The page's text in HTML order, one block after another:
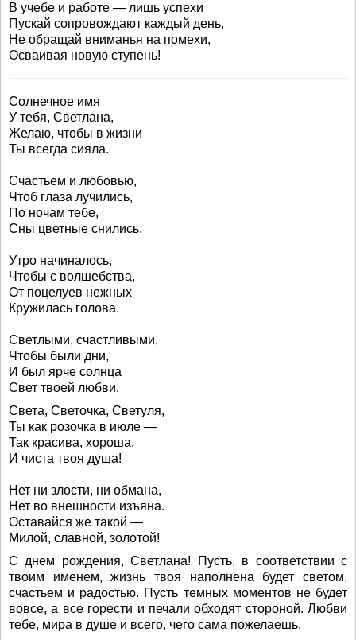
В учебе и работе — лишь успехи
Пускай сопровождают каждый день,
Не обращай вниманья на помехи,
Осваивая новую ступень!
Солнечное имя
У тебя, Светлана,
Желаю, чтобы в жизни
Ты всегда сияла.
Счастьем и любовью,
Чтоб глаза лучились,
По ночам тебе,
Сны цветные снились.
Утро начиналось,
Чтобы с волшебства,
От поцелуев нежных
Кружилась голова.
Светлыми, счастливыми,
Чтобы были дни,
И был ярче солнца
Свет твоей любви.
Света, Светочка, Светуля,
Ты как розочка в июле —
Так красива, хороша,
И чиста твоя душа!
Нет ни злости, ни обмана,
Нет во внешности изъяна.
Оставайся же такой —
Милой, славной, золотой!
С днем рождения, Светлана! Пусть, в соответствии с
твоим именем, жизнь твоя наполнена будет светом,
счастьем и радостью. Пусть темных моментов не будет
вовсе, а все горести и печали обходят стороной. Любви
тебе, мира в душе и всего, чего сама пожелаешь.